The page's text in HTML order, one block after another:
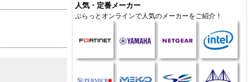
人気・定番メーカー
ぷらっとオンラインで人気のメーカーをご紹介！